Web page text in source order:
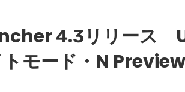
4.3リリース
モード・N